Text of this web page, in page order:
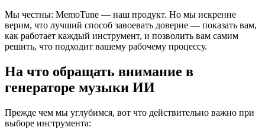
Мы честны: MemoTune — наш продукт. Но мы искренне
верим, что лучший способ завоевать доверие — показать вам,
как работает каждый инструмент, и позволить вам самим
решить, что подходит вашему рабочему процессу.
На что обращать внимание в
генераторе музыки ИИ
Прежде чем мы углубимся, вот что действительно важно при
выборе инструмента: